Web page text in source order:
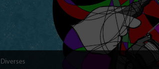
Diverses